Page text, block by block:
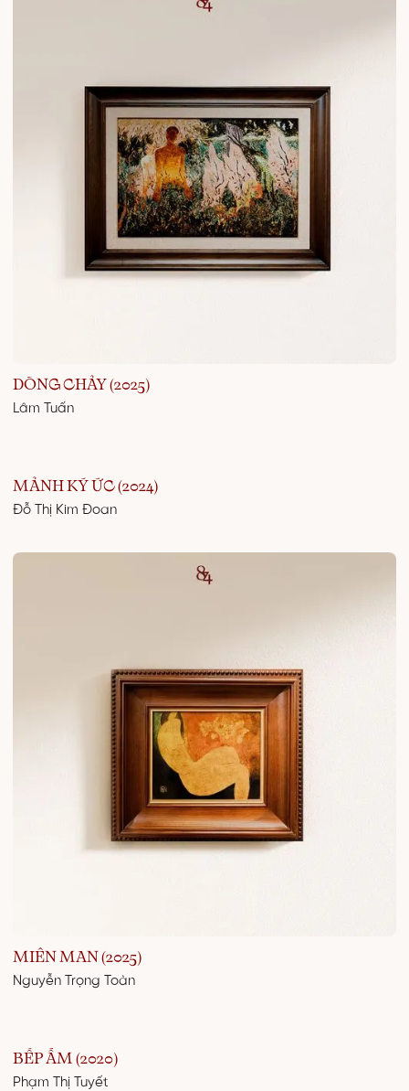
DÒNG CHẢY (2025)
Lâm Tuấn
MẢNH KÝ ỨC (2024)
Đỗ Thị Kim Đoan
MIÊN MAN (2025)
Nguyễn Trọng Toàn
BẾP ẤM (2020)
Phạm Thị Tuyết